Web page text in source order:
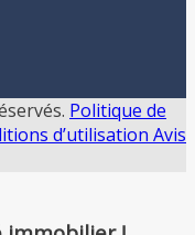
Politique de
d’utilisation Avis